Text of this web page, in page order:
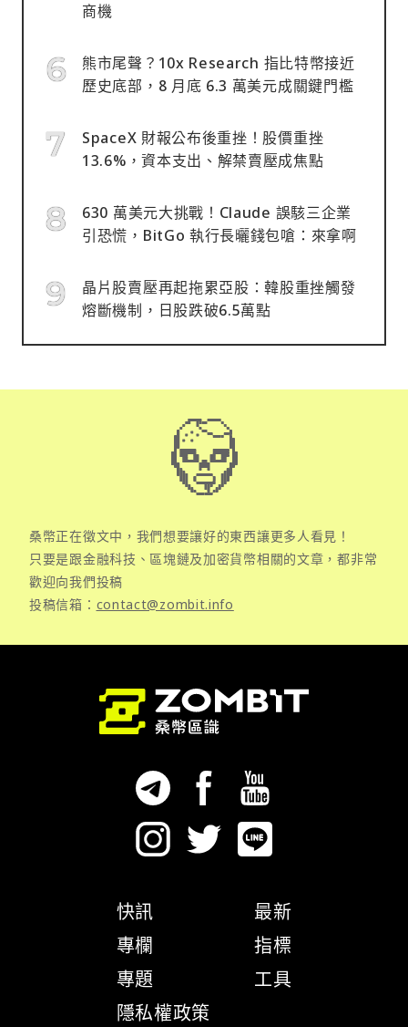
商機
熊市尾聲？10x Research 指比特幣接近
歷史底部，8 月底 6.3 萬美元成關鍵門檻
SpaceX 財報公布後重挫！股價重挫
13.6%，資本支出、解禁賣壓成焦點
630 萬美元大挑戰！Claude 誤駭三企業
引恐慌，BitGo 執行長曬錢包嗆：來拿啊
晶片股賣壓再起拖累亞股：韓股重挫觸發
熔斷機制，日股跌破6.5萬點
桑幣正在徵文中，我們想要讓好的東西讓更多人看見！
只要是跟金融科技、區塊鏈及加密貨幣相關的文章，都非常
歡迎向我們投稿
投稿信箱： contact@zombit.info
快訊
專欄
專題
隱私權政策
最新
指標
工具